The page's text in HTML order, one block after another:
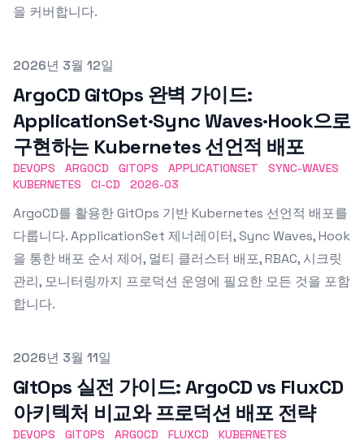
을 커버합니다.
Published on
2026년 3월 12일
ArgoCD GitOps 완벽 가이드:
ApplicationSet·Sync Waves·Hook으로
구현하는 Kubernetes 선언적 배포
DEVOPS ARGOCD GITOPS APPLICATIONSET
SYNC-WAVES
KUBERNETES
CI-CD 2026-03
ArgoCD를 활용한 GitOps 기반 Kubernetes 선언적 배포를
다룹니다. ApplicationSet 제너레이터, Sync Waves, Hook
을 통한 배포 순서 제어, 멀티 클러스터 배포, RBAC, 시크릿
관리, 모니터링까지 프로덕션 운영에 필요한 모든 것을 포함
합니다.
Published on
2026년 3월 11일
GitOps 실전 가이드: ArgoCD vs FluxCD
아키텍처 비교와 프로덕션 배포 전략
DEVOPS GITOPS ARGOCD FLUXCD
KUBERNETES